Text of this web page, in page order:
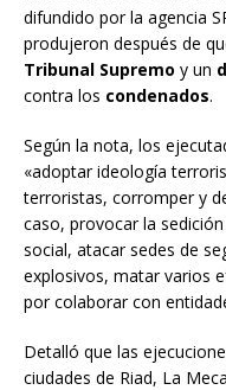
difundido por la agencia
produjeron después de
Tribunal Supremo y un
contra los condenados.
Según la nota, los
«adoptar ideología
terroristas, corromper y
caso, provocar la
social, atacar sedes de
explosivos, matar varios
por colaborar con
Detalló que las
ciudades de Riad, La